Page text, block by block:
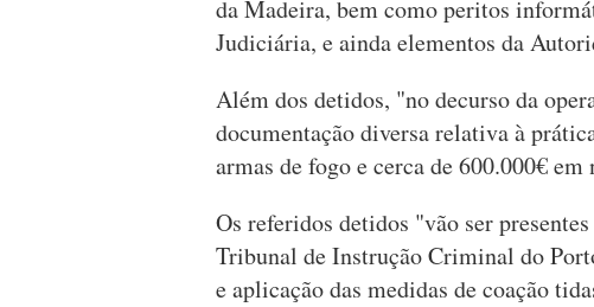
da Madeira, bem como peritos
Judiciária, e ainda elementos da
Além dos detidos, "no decurso da
documentação diversa relativa à
armas de fogo e cerca de 600.000€
Os referidos detidos "vão ser
Tribunal de Instrução Criminal do
e aplicação das medidas de coação